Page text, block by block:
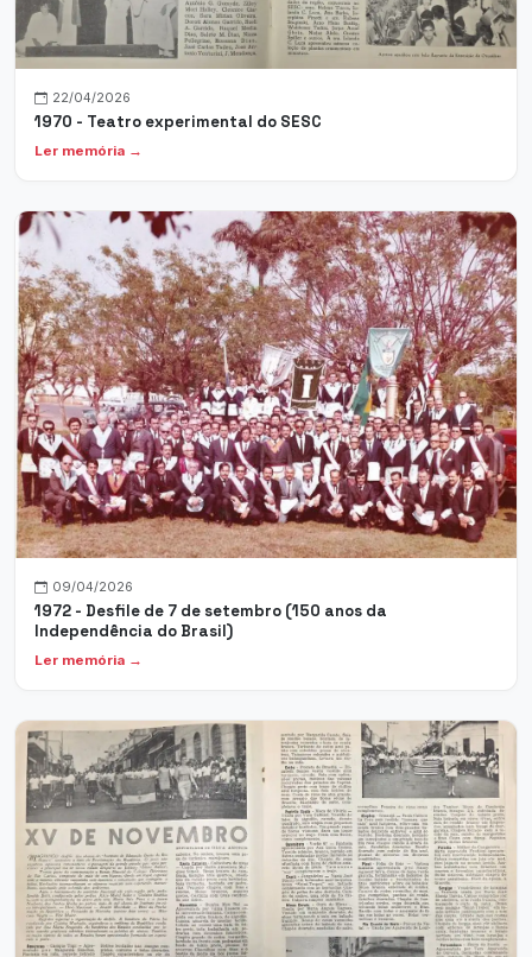
22/04/2026
1970 - Teatro experimental do SESC
Ler memória →
09/04/2026
1972 - Desfile de 7 de setembro (150 anos da
Independência do Brasil)
Ler memória →